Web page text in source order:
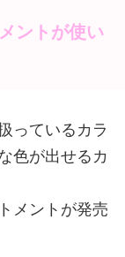
ントが使い
っているカラ
色が出せるカ
メントが発売